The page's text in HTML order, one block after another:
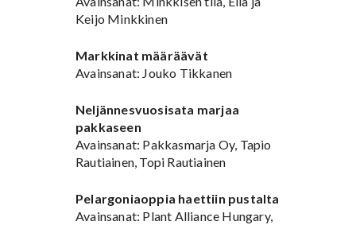
Keijo Minkkinen
Markkinat määräävät
Avainsanat: Jouko Tikkanen
Neljännesvuosisata marjaa
pakkaseen
Avainsanat: Pakkasmarja Oy, Tapio
Rautiainen, Topi Rautiainen
Pelargoniaoppia haettiin pustalta
Avainsanat: Plant Alliance Hungary,